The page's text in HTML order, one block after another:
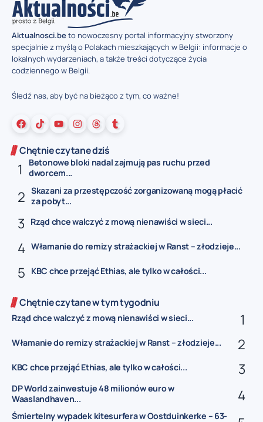
Aktualnosci.beto nowoczesny portal informacyjny stworzony
specjalnie z myślą o Polakach mieszkających w Belgii: informacje o
lokalnych wydarzeniach, a także treści dotyczące życia
codziennego w Belgii.
Śledź nas, aby być na bieżąco z tym, co ważne!
Chętnie czytane dziś
Betonowe bloki nadal zajmują pas ruchu przed
dworcem...
Skazani za przestępczość zorganizowaną mogą płacić
za pobyt...
Rząd chce walczyć z mową nienawiści w sieci...
Włamanie do remizy strażackiej w Ranst – złodzieje...
KBC chce przejąć Ethias, ale tylko w całości...
Chętnie czytane w tym tygodniu
Rząd chce walczyć z mową nienawiści w sieci...
Włamanie do remizy strażackiej w Ranst – złodzieje...
KBC chce przejąć Ethias, ale tylko w całości...
DP World zainwestuje 48 milionów euro w
Waaslandhaven...
Śmiertelny wypadek kitesurfera w Oostduinkerke – 63-